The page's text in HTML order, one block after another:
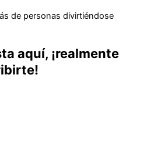
de personas divirtiéndose
aquí, ¡realmente